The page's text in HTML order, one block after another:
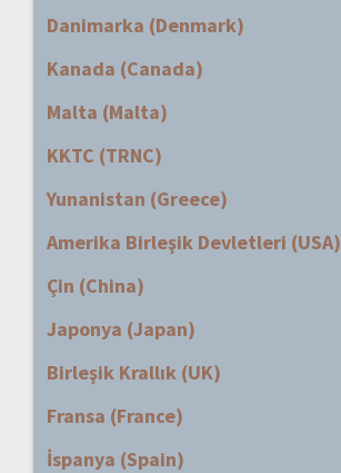
Danimarka (Denmark)
Kanada (Canada)
Malta (Malta)
KKTC (TRNC)
Yunanistan (Greece)
Amerika Birleşik Devletleri (USA)
Çin (China)
Japonya (Japan)
Birleşik Krallık (UK)
Fransa (France)
İspanya (Spain)